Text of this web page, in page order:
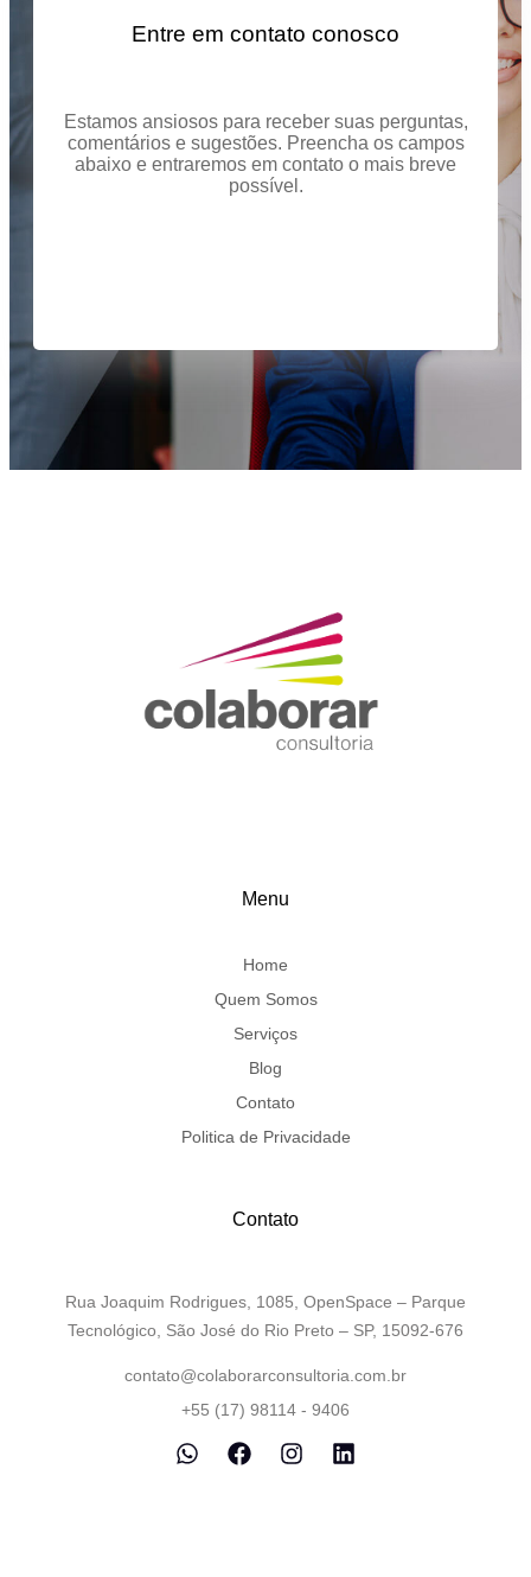
Entre em contato conosco
Estamos ansiosos para receber suas perguntas,
comentários e sugestões. Preencha os campos
abaixo e entraremos em contato o mais breve
possível.
Menu
Home
Quem Somos
Serviços
Blog
Contato
Politica de Privacidade
Contato
Rua Joaquim Rodrigues, 1085, OpenSpace – Parque
Tecnológico, São José do Rio Preto – SP, 15092-676
contato@colaborarconsultoria.com.br
+55 (17) 98114 - 9406